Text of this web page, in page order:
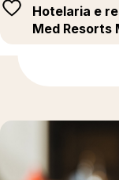
Hotelaria e
Med Resorts